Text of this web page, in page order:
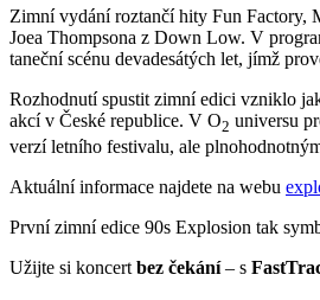
Zimní vydání roztančí hity Fun Factory,
Joea Thompsona z Down Low. V
taneční scénu devadesátých let, jímž
Rozhodnutí spustit zimní edici vzniklo
akcí v České republice. V O2 universu
verzí letního festivalu, ale
Aktuální informace najdete na webu
První zimní edice 90s Explosion tak
Užijte si koncert bez čekání– s